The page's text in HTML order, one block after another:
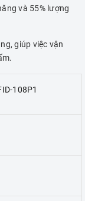
và 55% lượng
giúp việc vận
108P1